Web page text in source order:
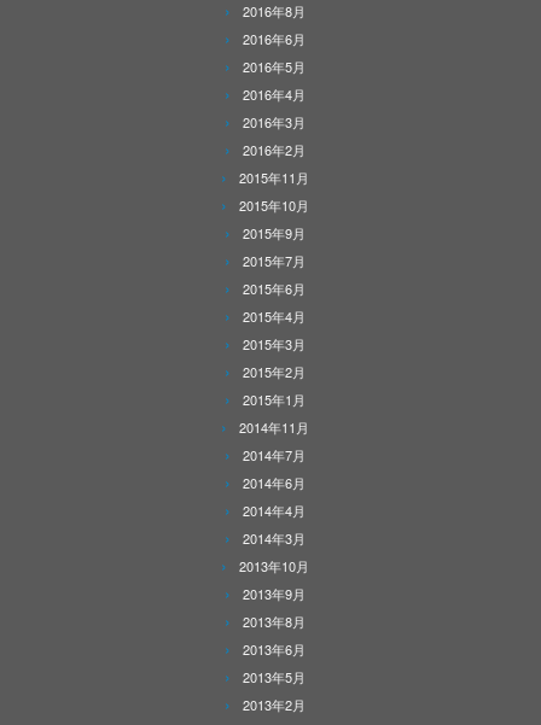
2016年8月
2016年6月
2016年5月
2016年4月
2016年3月
2016年2月
2015年11月
2015年10月
2015年9月
2015年7月
2015年6月
2015年4月
2015年3月
2015年2月
2015年1月
2014年11月
2014年7月
2014年6月
2014年4月
2014年3月
2013年10月
2013年9月
2013年8月
2013年6月
2013年5月
2013年2月